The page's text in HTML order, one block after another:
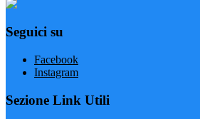
Seguici su
Facebook
Instagram
Sezione Link Utili